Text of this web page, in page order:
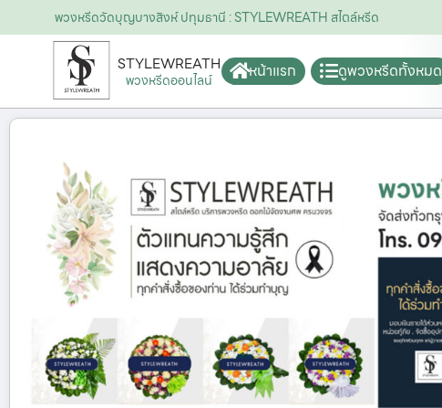
พวงหรีดวัดบุญบางสิงห์ ปทุมธานี : STYLEWREATH สไตล์หรีด
STYLEWREATH
พวงหรีดออนไลน์ หน้าแรก ดูพวงหรีดทั้งหมด